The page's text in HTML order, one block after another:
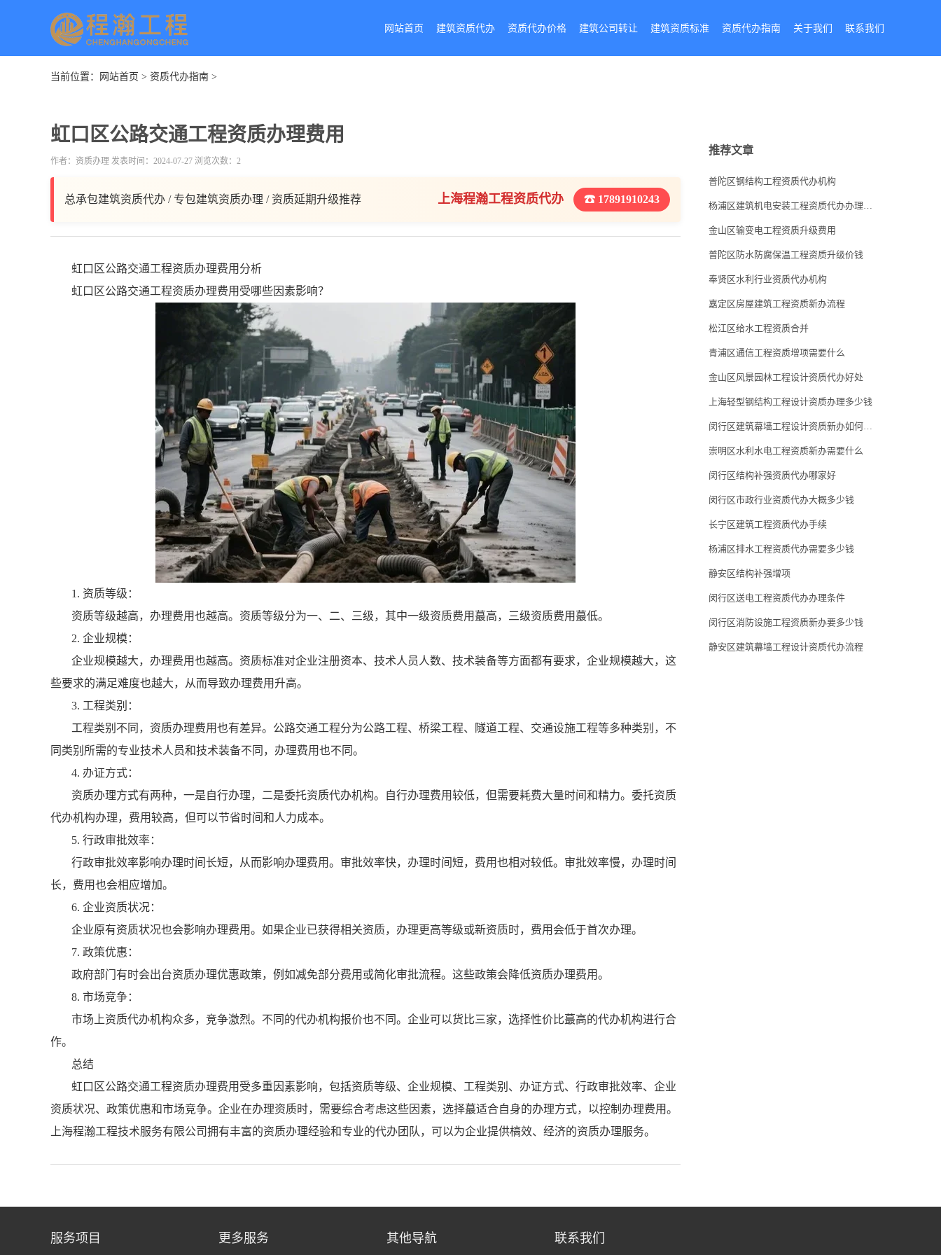
网站首页 建筑资质代办 资质代办价格 建筑公司转让 建筑资质标准 资质代办指南 关于我们 联系我们
当前位置： 网站首页 > 资质代办指南 >
虹口区公路交通工程资质办理费用
作者：资质办理 发表时间：2024-07-27 浏览次数：2
总承包建筑资质代办 / 专包建筑资质办理 / 资质延期升级推荐 上海程瀚工程资质代办 ☎ 17891910243
虹口区公路交通工程资质办理费用分析
虹口区公路交通工程资质办理费用受哪些因素影响？
1. 资质等级：
资质等级越高，办理费用也越高。资质等级分为一、二、三级，其中一级资质费用蕞高，三级资质费用蕞低。
2. 企业规模：
企业规模越大，办理费用也越高。资质标准对企业注册资本、技术人员人数、技术装备等方面都有要求，企业规模越大，这
些要求的满足难度也越大，从而导致办理费用升高。
3. 工程类别：
工程类别不同，资质办理费用也有差异。公路交通工程分为公路工程、桥梁工程、隧道工程、交通设施工程等多种类别，不
同类别所需的专业技术人员和技术装备不同，办理费用也不同。
4. 办证方式：
资质办理方式有两种，一是自行办理，二是委托资质代办机构。自行办理费用较低，但需要耗费大量时间和精力。委托资质
代办机构办理，费用较高，但可以节省时间和人力成本。
5. 行政审批效率：
行政审批效率影响办理时间长短，从而影响办理费用。审批效率快，办理时间短，费用也相对较低。审批效率慢，办理时间
长，费用也会相应增加。
6. 企业资质状况：
企业原有资质状况也会影响办理费用。如果企业已获得相关资质，办理更高等级或新资质时，费用会低于首次办理。
7. 政策优惠：
政府部门有时会出台资质办理优惠政策，例如减免部分费用或简化审批流程。这些政策会降低资质办理费用。
8. 市场竞争：
市场上资质代办机构众多，竞争激烈。不同的代办机构报价也不同。企业可以货比三家，选择性价比蕞高的代办机构进行合
作。
总结
虹口区公路交通工程资质办理费用受多重因素影响，包括资质等级、企业规模、工程类别、办证方式、行政审批效率、企业
资质状况、政策优惠和市场竞争。企业在办理资质时，需要综合考虑这些因素，选择蕞适合自身的办理方式，以控制办理费用。
上海程瀚工程技术服务有限公司拥有丰富的资质办理经验和专业的代办团队，可以为企业提供槁效、经济的资质办理服务。
推荐文章
普陀区钢结构工程资质代办机构
杨浦区建筑机电安装工程资质代办办理条件
金山区输变电工程资质升级费用
普陀区防水防腐保温工程资质升级价钱
奉贤区水利行业资质代办机构
嘉定区房屋建筑工程资质新办流程
松江区给水工程资质合并
青浦区通信工程资质增项需要什么
金山区风景园林工程设计资质代办好处
上海轻型钢结构工程设计资质办理多少钱
闵行区建筑幕墙工程设计资质新办如何办理
崇明区水利水电工程资质新办需要什么
闵行区结构补强资质代办哪家好
闵行区市政行业资质代办大概多少钱
长宁区建筑工程资质代办手续
杨浦区排水工程资质代办需要多少钱
静安区结构补强增项
闵行区送电工程资质代办办理条件
闵行区消防设施工程资质新办要多少钱
静安区建筑幕墙工程设计资质代办流程
服务项目 更多服务 其他导航 联系我们